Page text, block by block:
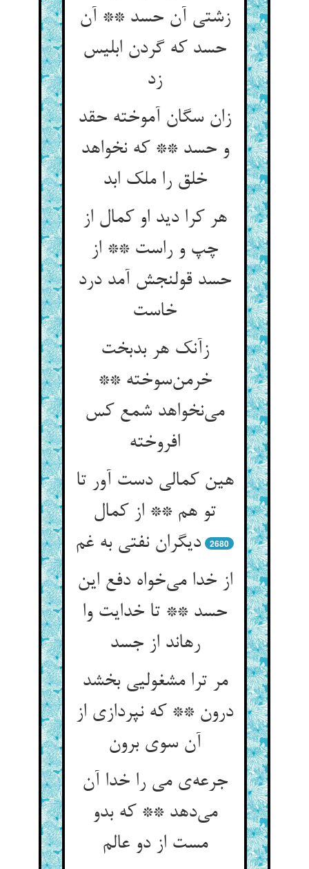
زشتی آن حسد ** آن
حسد که گردن ابلیس
زد
زان سگان آموخته حقد
و حسد ** که نخواهد
خلق را ملک ابد
هر کرا دید او کمال از
چپ و راست ** از
حسد قولنجش آمد درد
خاست
زآنک هر بدبخت
خرمن‌سوخته **
می‌نخواهد شمع کس
افروخته
هین کمالی دست آور تا
تو هم ** از کمال
دیگران نفتی به غم
2680
از خدا می‌خواه دفع این
حسد ** تا خدایت وا
رهاند از جسد
مر ترا مشغولیی بخشد
درون ** که نپردازی از
آن سوی برون
جرعه‌ی می را خدا آن
می‌دهد ** که بدو
مست از دو عالم